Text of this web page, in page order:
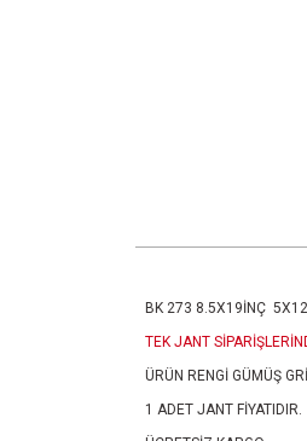
BK 273 8.5X19İNÇ
TEK JANT
ÜRÜN RENGİ GÜMÜŞ
1 ADET JANT FİYATIDIR.